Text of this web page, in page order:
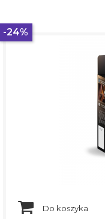
Do koszyka
-24%